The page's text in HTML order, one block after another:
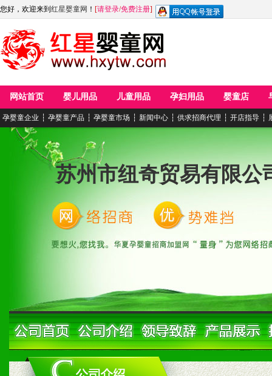
您好，欢迎来到 红星婴童网 ！ [请登录/免费注册]
网站首页 婴儿用品 儿童用品 孕妇用品 婴童店
孕婴童企业 ┆ 孕婴童产品 ┆ 孕婴童市场 ┆ 新闻中心 ┆ 供求招商代理 ┆ 开店指导 ┆
苏州市纽奇贸易有限公